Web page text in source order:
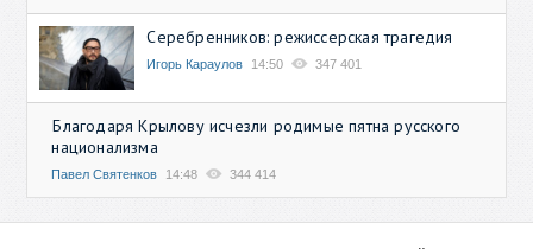
Серебренников: режиссерская трагедия
Игорь Караулов 14:50 347 401
Благодаря Крылову исчезли родимые пятна русского
национализма
Павел Святенков 14:48 344 414